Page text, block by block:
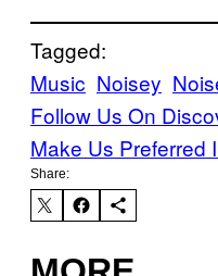
Tagged:
Music Noisey
Follow Us On
Make Us Preferred
Share: